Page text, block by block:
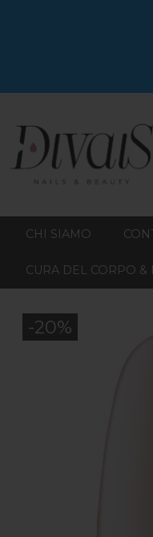
CHI SIAMO
CURA DEL CORPO &
-20%